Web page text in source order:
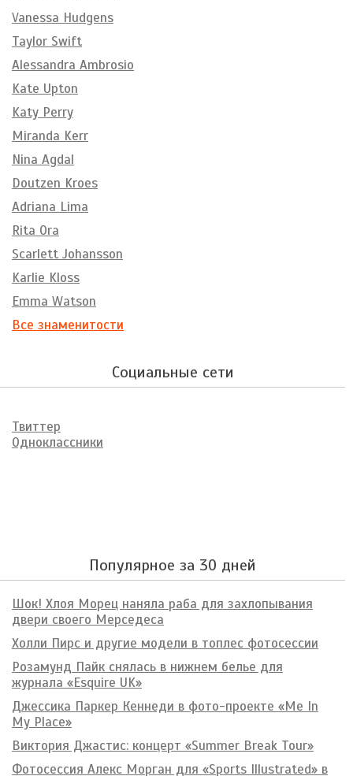
Vanessa Hudgens
Taylor Swift
Alessandra Ambrosio
Kate Upton
Katy Perry
Miranda Kerr
Nina Agdal
Doutzen Kroes
Adriana Lima
Rita Ora
Scarlett Johansson
Karlie Kloss
Emma Watson
Все знаменитости
Социальные сети
Твиттер
Одноклассники
Популярное за 30 дней
Шок! Хлоя Морец наняла раба для захлопывания
двери своего Мерседеса
Холли Пирс и другие модели в топлес фотосессии
Розамунд Пайк снялась в нижнем белье для
журнала «Esquire UK»
Джессика Паркер Кеннеди в фото-проекте «Me In
My Place»
Виктория Джастис: концерт «Summer Break Tour»
Фотосессия Алекс Морган для «Sports Illustrated» в